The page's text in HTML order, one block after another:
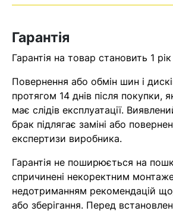
Помилка:Contact form не
Оператор
Гарантія
Гарантія на товар становить 1
Повернення або обмін шин і
протягом 14 днів після покупки,
має слідів експлуатації.
брак підлягає заміні або
експертизи виробника.
Гарантія не поширюється на
спричинені некоректним
недотриманням рекомендацій
або зберігання. Перед